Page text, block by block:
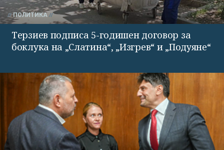
ПОЛИТИКА
Терзиев подписа 5-годишен договор за
боклука на „Слатина“, „Изгрев“ и „Подуяне“